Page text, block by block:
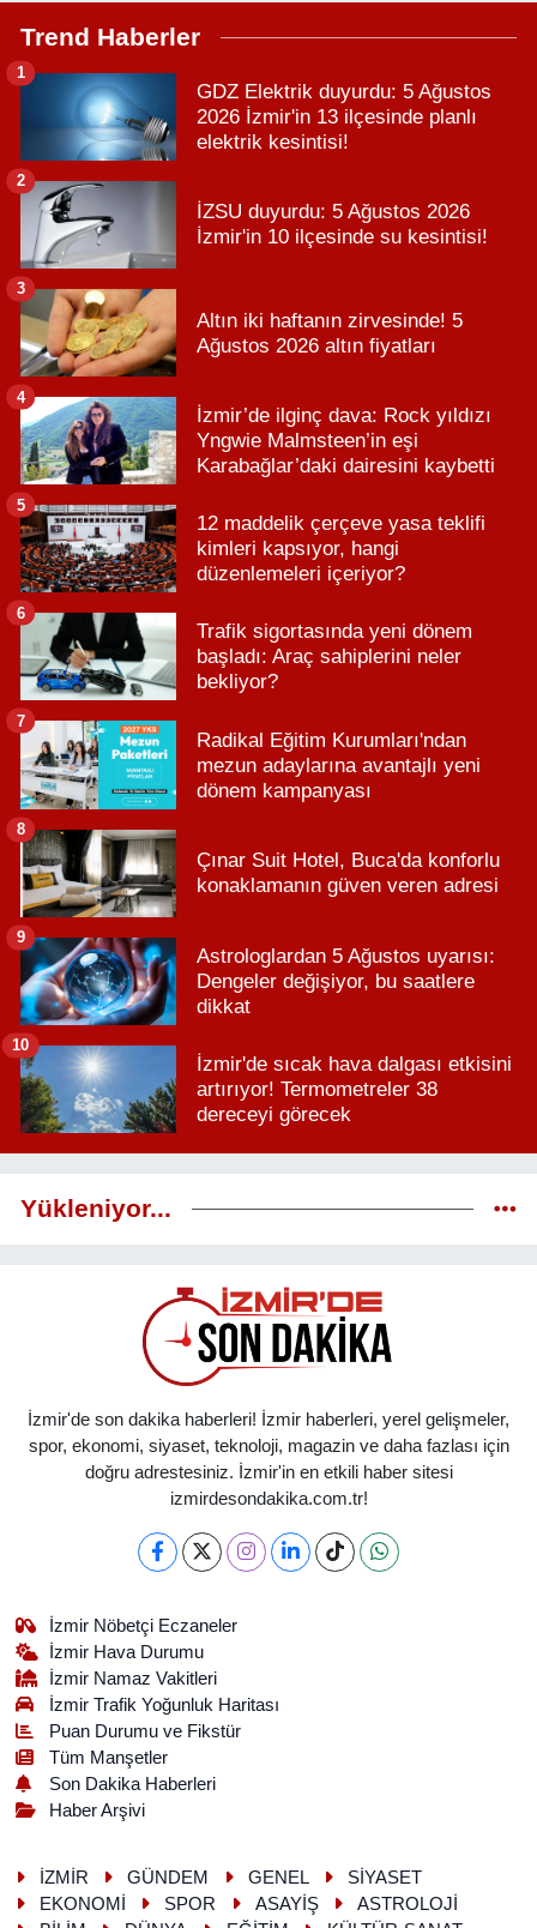
Trend Haberler
GDZ Elektrik duyurdu: 5 Ağustos
2026 İzmir'in 13 ilçesinde planlı
elektrik kesintisi!
1
İZSU duyurdu: 5 Ağustos 2026
İzmir'in 10 ilçesinde su kesintisi!
2
Altın iki haftanın zirvesinde! 5
Ağustos 2026 altın fiyatları
3
İzmir’de ilginç dava: Rock yıldızı
Yngwie Malmsteen’in eşi
Karabağlar’daki dairesini kaybetti
4
12 maddelik çerçeve yasa teklifi
kimleri kapsıyor, hangi
düzenlemeleri içeriyor?
5
Trafik sigortasında yeni dönem
başladı: Araç sahiplerini neler
bekliyor?
6
Radikal Eğitim Kurumları'ndan
mezun adaylarına avantajlı yeni
dönem kampanyası
7
Çınar Suit Hotel, Buca'da konforlu
konaklamanın güven veren adresi
8
Astrologlardan 5 Ağustos uyarısı:
Dengeler değişiyor, bu saatlere
dikkat
9
İzmir'de sıcak hava dalgası etkisini
artırıyor! Termometreler 38
dereceyi görecek
10
Yükleniyor...
İzmir'de son dakika haberleri! İzmir haberleri, yerel gelişmeler,
spor, ekonomi, siyaset, teknoloji, magazin ve daha fazlası için
doğru adrestesiniz. İzmir'in en etkili haber sitesi
izmirdesondakika.com.tr!
İzmir Nöbetçi Eczaneler
İzmir Hava Durumu
İzmir Namaz Vakitleri
İzmir Trafik Yoğunluk Haritası
Puan Durumu ve Fikstür
Tüm Manşetler
Son Dakika Haberleri
Haber Arşivi
İZMİR GÜNDEM GENEL
SİYASET
EKONOMİ
SPOR ASAYİŞ
ASTROLOJİ